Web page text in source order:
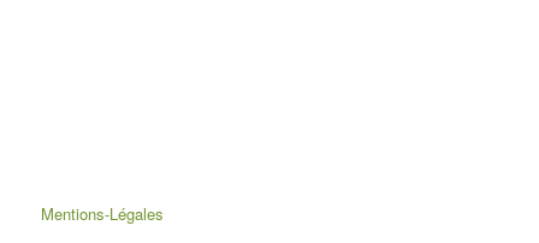
Mentions-Légales